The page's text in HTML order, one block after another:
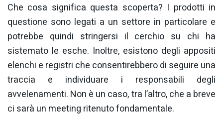
Che cosa significa questa scoperta? I prodotti in
questione sono legati a un settore in particolare e
potrebbe quindi stringersi il cerchio su chi ha
sistemato le esche. Inoltre, esistono degli appositi
elenchi e registri che consentirebbero di seguire una
traccia e individuare i responsabili degli
avvelenamenti. Non è un caso, tra l’altro, che a breve
ci sarà un meeting ritenuto fondamentale.